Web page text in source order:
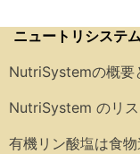
ニュートリシステ
NutriSystemの概要
NutriSystem のリ
有機リン酸塩は食